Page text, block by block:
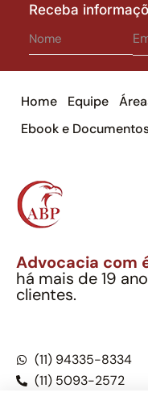
Receba
Home Equipe
Ebook e
Advocacia com
há mais de 19
clientes.
(11) 94335-8334
(11) 5093-2572